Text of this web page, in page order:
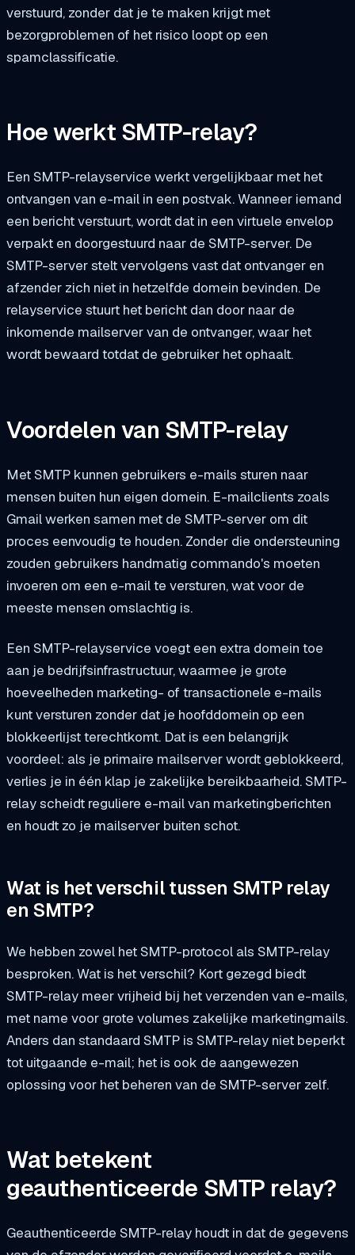
verstuurd, zonder dat je te maken krijgt met
bezorgproblemen of het risico loopt op een
spamclassificatie.
Hoe werkt SMTP-relay?
Een SMTP-relayservice werkt vergelijkbaar met het
ontvangen van e-mail in een postvak. Wanneer iemand
een bericht verstuurt, wordt dat in een virtuele envelop
verpakt en doorgestuurd naar de SMTP-server. De
SMTP-server stelt vervolgens vast dat ontvanger en
afzender zich niet in hetzelfde domein bevinden. De
relayservice stuurt het bericht dan door naar de
inkomende mailserver van de ontvanger, waar het
wordt bewaard totdat de gebruiker het ophaalt.
Voordelen van SMTP-relay
Met SMTP kunnen gebruikers e-mails sturen naar
mensen buiten hun eigen domein. E-mailclients zoals
Gmail werken samen met de SMTP-server om dit
proces eenvoudig te houden. Zonder die ondersteuning
zouden gebruikers handmatig commando's moeten
invoeren om een e-mail te versturen, wat voor de
meeste mensen omslachtig is.
Een SMTP-relayservice voegt een extra domein toe
aan je bedrijfsinfrastructuur, waarmee je grote
hoeveelheden marketing- of transactionele e-mails
kunt versturen zonder dat je hoofddomein op een
blokkeerlijst terechtkomt. Dat is een belangrijk
voordeel: als je primaire mailserver wordt geblokkeerd,
verlies je in één klap je zakelijke bereikbaarheid. SMTP-
relay scheidt reguliere e-mail van marketingberichten
en houdt zo je mailserver buiten schot.
Wat is het verschil tussen SMTP relay
en SMTP?
We hebben zowel het SMTP-protocol als SMTP-relay
besproken. Wat is het verschil? Kort gezegd biedt
SMTP-relay meer vrijheid bij het verzenden van e-mails,
met name voor grote volumes zakelijke marketingmails.
Anders dan standaard SMTP is SMTP-relay niet beperkt
tot uitgaande e-mail; het is ook de aangewezen
oplossing voor het beheren van de SMTP-server zelf.
Wat betekent
geauthenticeerde SMTP relay?
Geauthenticeerde SMTP-relay houdt in dat de gegevens